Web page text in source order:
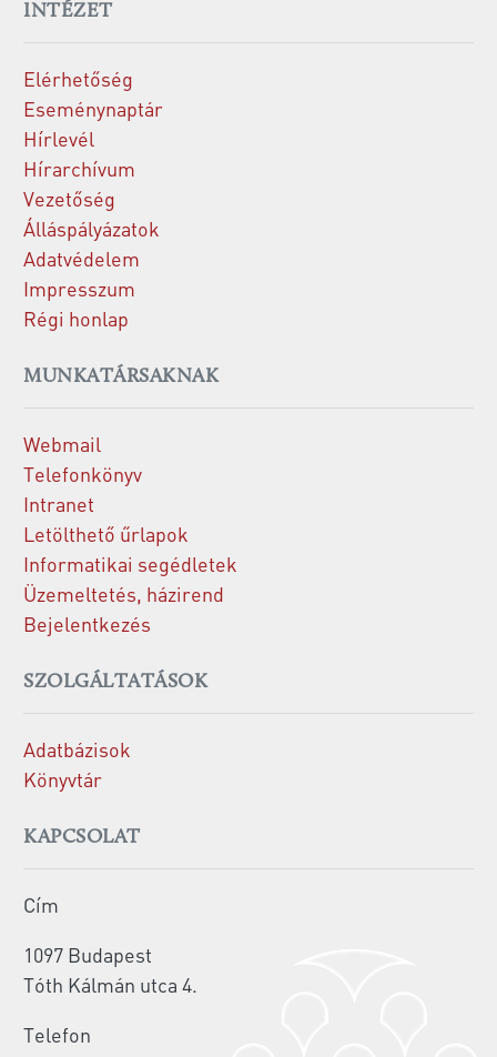
INTÉZET
Elérhetőség
Eseménynaptár
Hírlevél
Hírarchívum
Vezetőség
Álláspályázatok
Adatvédelem
Impresszum
Régi honlap
MUNKATÁRSAKNAK
Webmail
Telefonkönyv
Intranet
Letölthető űrlapok
Informatikai segédletek
Üzemeltetés, házirend
Bejelentkezés
SZOLGÁLTATÁSOK
Adatbázisok
Könyvtár
KAPCSOLAT
Cím
1097 Budapest
Tóth Kálmán utca 4.
Telefon